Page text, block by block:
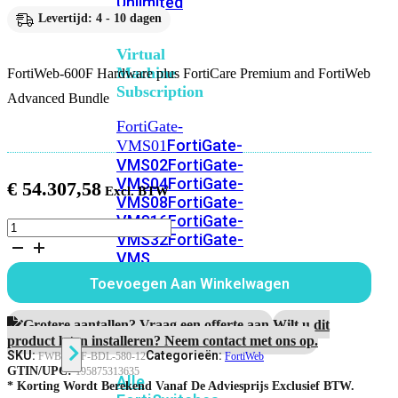
Virtual
Machine
Subscription
FortiGate-
VMS01FortiGate-
VMS02FortiGate-
VMS04FortiGate-
VMS08FortiGate-
VMS16FortiGate-
VMS32FortiGate-
VMS
Unlimited
Switch
Alle
Levertijd: 4 - 10 dagen
FortiWeb-600F Hardware plus FortiCare Premium and FortiWeb
Advanced Bundle
€ 54.307,58
FortiWeb-
600F
Hardware
plus
1
jaar
FortiCare
Premium
and
FortiWeb
Advanced
Toevoegen Aan Winkelwagen
Grotere aantallen? Vraag een offerte aan.Wilt u dit
product laten installeren? Neem contact met ons op.
SKU:FWB-600F-BDL-580-12Categorieën:FortiWeb
GTIN/UPC:195875313635
* Korting Wordt Berekend Vanaf De Adviesprijs Exclusief BTW.